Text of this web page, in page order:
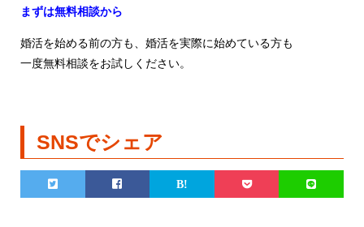
まずは無料相談から
婚活を始める前の方も、婚活を実際に始めている方も
一度無料相談をお試しください。
SNSでシェア